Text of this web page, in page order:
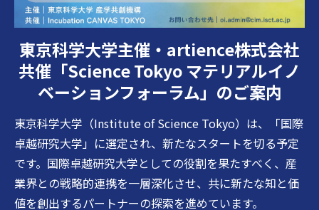
東京科学大学主催・artience株式会社
共催「Science Tokyo マテリアルイノ
ベーションフォーラム」のご案内
東京科学大学（Institute of Science Tokyo）は、「国際
卓越研究大学」に選定され、新たなスタートを切る予定
です。国際卓越研究大学としての役割を果たすべく、産
業界との戦略的連携を一層深化させ、共に新たな知と価
値を創出するパートナーの探索を進めています。